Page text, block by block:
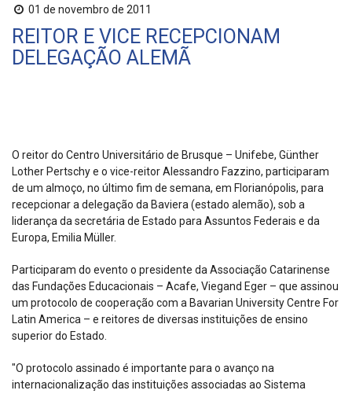
01 de novembro de 2011
REITOR E VICE RECEPCIONAM
DELEGAÇÃO ALEMÃ
O reitor do Centro Universitário de Brusque – Unifebe, Günther
Lother Pertschy e o vice-reitor Alessandro Fazzino, participaram
de um almoço, no último fim de semana, em Florianópolis, para
recepcionar a delegação da Baviera (estado alemão), sob a
liderança da secretária de Estado para Assuntos Federais e da
Europa, Emilia Müller.
Participaram do evento o presidente da Associação Catarinense
das Fundações Educacionais – Acafe, Viegand Eger – que assinou
um protocolo de cooperação com a Bavarian University Centre For
Latin America – e reitores de diversas instituições de ensino
superior do Estado.
"O protocolo assinado é importante para o avanço na
internacionalização das instituições associadas ao Sistema